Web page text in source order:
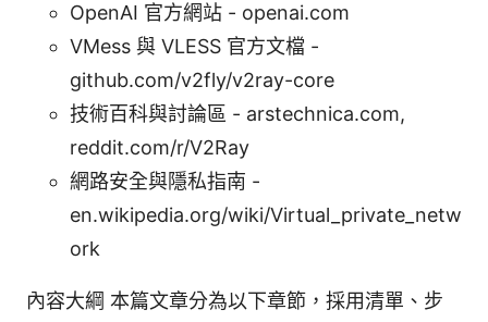
OpenAI 官方網站 - openai.com
VMess 與 VLESS 官方文檔 -
github.com/v2fly/v2ray-core
技術百科與討論區 - arstechnica.com,
reddit.com/r/V2Ray
網路安全與隱私指南 -
en.wikipedia.org/wiki/Virtual_private_netw
ork
內容大綱 本篇文章分為以下章節，採用清單、步